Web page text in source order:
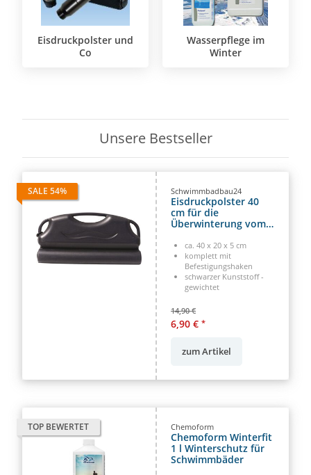
Eisdruckpolster und
Co
Wasserpflege im
Winter
Unsere Bestseller
SALE 54% Schwimmbadbau24
Eisdruckpolster 40
cm für die
Überwinterung vom
ca. 40 x 20 x 5 cm
komplett mit
Befestigungshaken
schwarzer Kunststoff -
gewichtet
14,90 €
6,90 € *
zum Artikel
TOP BEWERTET Chemoform
Chemoform Winterfit
1 l Winterschutz für
Schwimmbäder